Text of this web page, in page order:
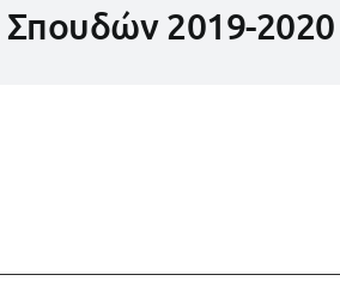
2019-2020